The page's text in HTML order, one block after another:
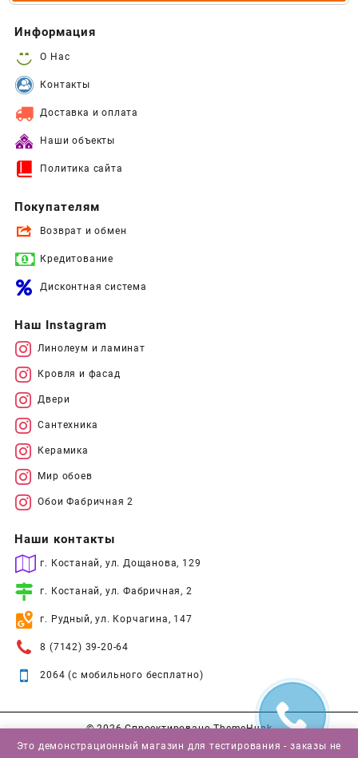
Информация
О Нас
Контакты
Доставка и оплата
Наши объекты
Политика сайта
Покупателям
Возврат и обмен
Кредитование
Дисконтная система
Наш Instagram
Линолеум и ламинат
Кровля и фасад
Двери
Сантехника
Керамика
Мир обоев
Обои Фабричная 2
Наши контакты
г. Костанай, ул. Дощанова, 129
г. Костанай, ул. Фабричная, 2
г. Рудный, ул. Корчагина, 147
8 (7142) 39-20-64
2064 (с мобильного бесплатно)
© 2026Спроектировано ThemeHunk
Это демонстрационный магазин для тестирования - заказы не